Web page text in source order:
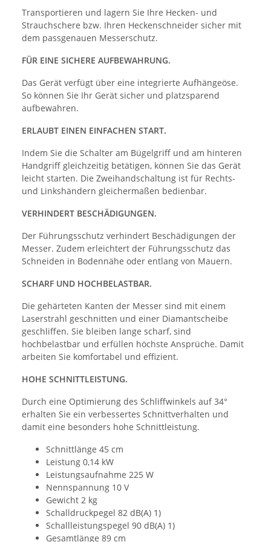
Transportieren und lagern Sie Ihre Hecken- und
Strauchschere bzw. Ihren Heckenschneider sicher mit
dem passgenauen Messerschutz.
FÜR EINE SICHERE AUFBEWAHRUNG.
Das Gerät verfügt über eine integrierte Aufhängeöse.
So können Sie Ihr Gerät sicher und platzsparend
aufbewahren.
ERLAUBT EINEN EINFACHEN START.
Indem Sie die Schalter am Bügelgriff und am hinteren
Handgriff gleichzeitig betätigen, können Sie das Gerät
leicht starten. Die Zweihandschaltung ist für Rechts-
und Linkshändern gleichermaßen bedienbar.
VERHINDERT BESCHÄDIGUNGEN.
Der Führungsschutz verhindert Beschädigungen der
Messer. Zudem erleichtert der Führungsschutz das
Schneiden in Bodennähe oder entlang von Mauern.
SCHARF UND HOCHBELASTBAR.
Die gehärteten Kanten der Messer sind mit einem
Laserstrahl geschnitten und einer Diamantscheibe
geschliffen. Sie bleiben lange scharf, sind
hochbelastbar und erfüllen höchste Ansprüche. Damit
arbeiten Sie komfortabel und effizient.
HOHE SCHNITTLEISTUNG.
Durch eine Optimierung des Schliffwinkels auf 34°
erhalten Sie ein verbessertes Schnittverhalten und
damit eine besonders hohe Schnittleistung.
Schnittlänge 45 cm
Leistung 0,14 kW
Leistungsaufnahme 225 W
Nennspannung 10 V
Gewicht 2 kg
Schalldruckpegel 82 dB(A) 1)
Schallleistungspegel 90 dB(A) 1)
Gesamtlänge 89 cm